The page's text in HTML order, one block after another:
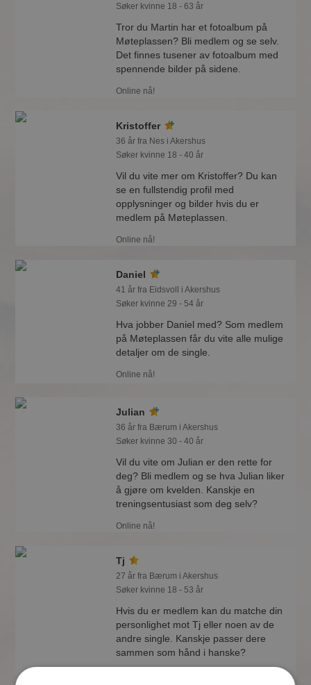
Søker kvinne 18 - 63 år
Tror du Martin har et fotoalbum på
Møteplassen? Bli medlem og se selv.
Det finnes tusener av fotoalbum med
spennende bilder på sidene.
Online nå!
Kristoffer
36 år fra Nes i Akershus
Søker kvinne 18 - 40 år
Vil du vite mer om Kristoffer? Du kan
se en fullstendig profil med
opplysninger og bilder hvis du er
medlem på Møteplassen.
Online nå!
Daniel
41 år fra Eidsvoll i Akershus
Søker kvinne 29 - 54 år
Hva jobber Daniel med? Som medlem
på Møteplassen får du vite alle mulige
detaljer om de single.
Online nå!
Julian
36 år fra Bærum i Akershus
Søker kvinne 30 - 40 år
Vil du vite om Julian er den rette for
deg? Bli medlem og se hva Julian liker
å gjøre om kvelden. Kanskje en
treningsentusiast som deg selv?
Online nå!
Tj
27 år fra Bærum i Akershus
Søker kvinne 18 - 53 år
Hvis du er medlem kan du matche din
personlighet mot Tj eller noen av de
andre single. Kanskje passer dere
sammen som hånd i hanske?